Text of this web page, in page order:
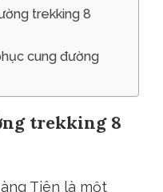
trekking 8
cung đường
trekking 8
Tiên là một